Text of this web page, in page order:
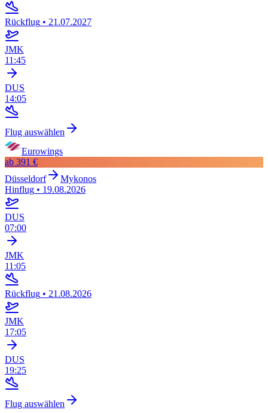
Rückflug • 21.07.2027
JMK
11:45
DUS
14:05
Flug auswählen
Eurowings
ab 391 €
Düsseldorf
Mykonos
Hinflug • 19.08.2026
DUS
07:00
JMK
11:05
Rückflug • 21.08.2026
JMK
17:05
DUS
19:25
Flug auswählen